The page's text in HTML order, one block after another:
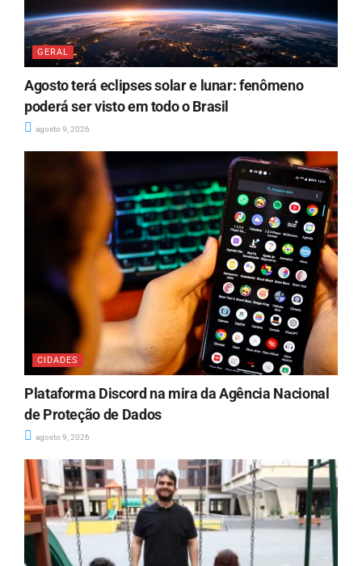
GERAL
Agosto terá eclipses solar e lunar: fenômeno
poderá ser visto em todo o Brasil
agosto 9, 2026
CIDADES
Plataforma Discord na mira da Agência Nacional
de Proteção de Dados
agosto 9, 2026